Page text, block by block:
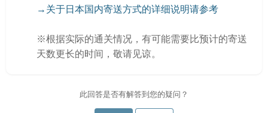
→关于日本国内寄送方式的详细说明请参考
※根据实际的通关情况，有可能需要比预计的寄送
天数更长的时间，敬请见谅。
此回答是否有解答到您的疑问？